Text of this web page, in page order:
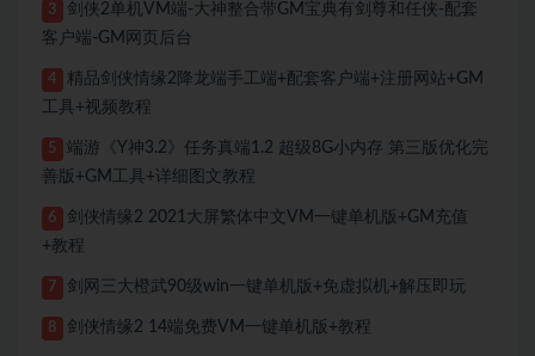
3
剑侠2单机VM端-大神整合带GM宝典有剑尊和任侠-配套
客户端-GM网页后台
4
精品剑侠情缘2降龙端手工端+配套客户端+注册网站+GM
工具+视频教程
5
端游《Y神3.2》任务真端1.2 超级8G小内存 第三版优化完
善版+GM工具+详细图文教程
6
剑侠情缘2 2021大屏繁体中文VM一键单机版+GM充值
+教程
7 剑网三大橙武90级win一键单机版+免虚拟机+解压即玩
8 剑侠情缘2 14端免费VM一键单机版+教程